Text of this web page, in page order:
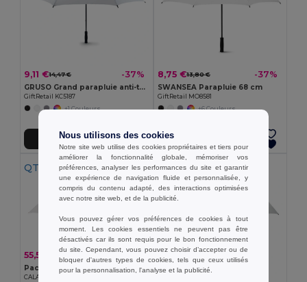
9,11 €14,47 € -37%
GRUSO Grand parapluie anti-tempête
GiftRetail KC5187
+1 Couleurs
Ajouter au Panier
8,75 €13,80 € -37%
SWANSEA Parapluie 68 cm
GiftRetail MO8581
+6 Couleurs
Ajouter au Panier
QTÉ MIN: 10
55,50 € -35%
Pack de 10 GiftRetail KC5132
CALA Parapluie avec poignée en bois
Nous utilisons des cookies
Notre site web utilise des cookies propriétaires et tiers pour
améliorer la fonctionnalité globale, mémoriser vos
préférences, analyser les performances du site et garantir
une expérience de navigation fluide et personnalisée, y
compris du contenu adapté, des interactions optimisées
avec notre site web, et de la publicité.
Vous pouvez gérer vos préférences de cookies à tout
moment. Les cookies essentiels ne peuvent pas être
désactivés car ils sont requis pour le bon fonctionnement
du site. Cependant, vous pouvez choisir d’accepter ou de
bloquer d'autres types de cookies, tels que ceux utilisés
pour la personnalisation, l'analyse et la publicité.